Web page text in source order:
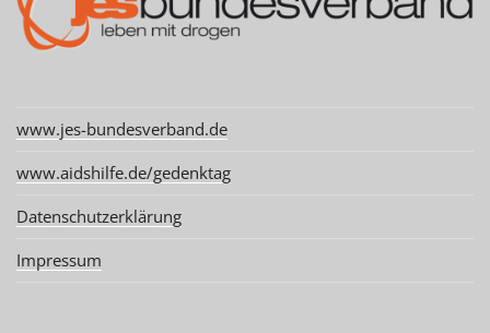
www.jes-bundesverband.de
www.aidshilfe.de/gedenktag
Datenschutzerklärung
Impressum